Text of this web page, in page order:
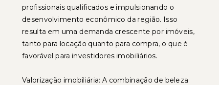
profissionais qualificados e impulsionando o
desenvolvimento econômico da região. Isso
resulta em uma demanda crescente por imóveis,
tanto para locação quanto para compra, o que é
favorável para investidores imobiliários.
Valorização imobiliária: A combinação de beleza